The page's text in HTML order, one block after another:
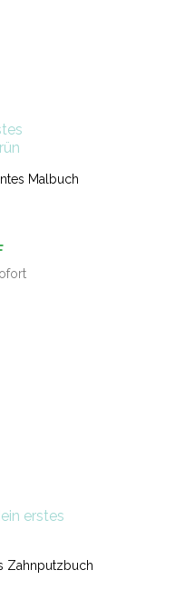
Malbuch
Zahnputzbuch